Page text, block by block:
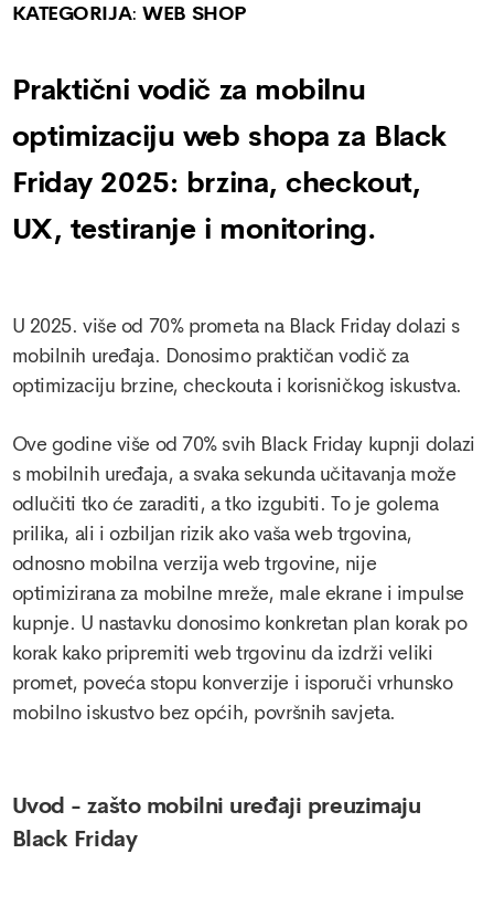
KATEGORIJA:WEB SHOP
Praktični vodič za mobilnu
optimizaciju web shopa za Black
Friday 2025: brzina, checkout,
UX, testiranje i monitoring.
U 2025. više od 70% prometa na Black Friday dolazi s
mobilnih uređaja. Donosimo praktičan vodič za
optimizaciju brzine, checkouta i korisničkog iskustva.
Ove godine više od 70% svih Black Friday kupnji dolazi
s mobilnih uređaja, a svaka sekunda učitavanja može
odlučiti tko će zaraditi, a tko izgubiti. To je golema
prilika, ali i ozbiljan rizik ako vaša web trgovina,
odnosno mobilna verzija web trgovine, nije
optimizirana za mobilne mreže, male ekrane i impulse
kupnje. U nastavku donosimo konkretan plan korak po
korak kako pripremiti web trgovinu da izdrži veliki
promet, poveća stopu konverzije i isporuči vrhunsko
mobilno iskustvo bez općih, površnih savjeta.
Uvod - zašto mobilni uređaji preuzimaju
Black Friday